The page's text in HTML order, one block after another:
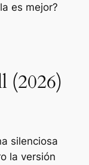
es mejor?
(2026)
silenciosa
la versión